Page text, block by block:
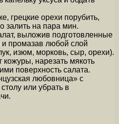
грецкие орехи порубить,
залить на пара мин.
выложив подготовленные
промазав любой слой
изюм, морковь, сыр, орехи).
кожуры, нарезать мякоть
поверхность салата.
любовница» с
или убрать в